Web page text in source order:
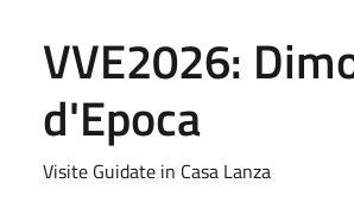
VVE2026:
d'Epoca
Visite Guidate in Casa Lanza